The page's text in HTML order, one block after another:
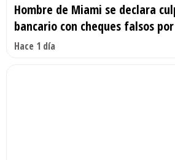
Hombre de Miami se declara
bancario con cheques falsos
Hace 1 día